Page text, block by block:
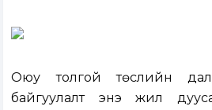
Оюу толгой төслийн
байгуулалт энэ жил